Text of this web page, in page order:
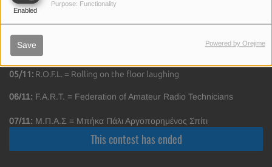
Enabled
Purpose: Functionality
Save Powered by Orejime
03/11:W.T.F. = World Taekwondo Federation
04/11:S.N.O.T. = Students not on time
05/11: R.O.F.L. = Rolling on the floor laughing
06/11: F.A.R.T. = Federation of Amateur Radio Technicians
07/11: Μ.Π.Α.Σ = Μπήκα Πάλι Αργοπορημένος Σπίτι